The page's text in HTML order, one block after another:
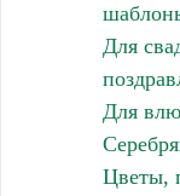
Для
Для
Цветы,